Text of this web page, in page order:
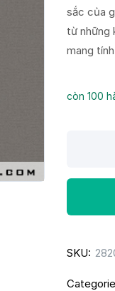
sắc của
từ những
mang
còn 100
tường
87402-
quantity
SKU: